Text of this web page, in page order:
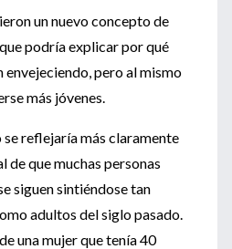
un nuevo concepto de
podría explicar por qué
envejeciendo, pero al mismo
más jóvenes.
reflejaría más claramente
de que muchas personas
siguen sintiéndose tan
adultos del siglo pasado.
una mujer que tenía 40